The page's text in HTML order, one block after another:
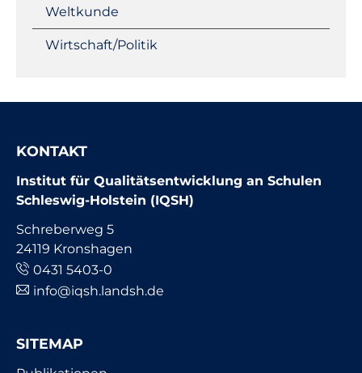
Weltkunde
Wirtschaft/Politik
KONTAKT
Institut für Qualitätsentwicklung an Schulen
Schleswig-Holstein (IQSH)
Schreberweg 5
24119 Kronshagen
0431 5403-0
info@iqsh.landsh.de
SITEMAP